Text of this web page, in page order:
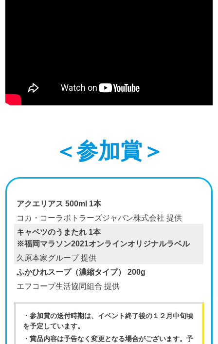
＜参加賞＞
アクエリアス 500ml 1本
コカ・コーラボトラーズジャパン株式会社 提供
キャベツのうまたれ 1本
※福岡マラソン2021オンラインオリジナルラベル
久原本家グループ 提供
ふかひれスープ（濃縮タイプ） 200g
エフコープ生活協同組合 提供
・参加賞の送付時期は、イベント終了後の１２月中旬頃
を予定しています。
・賞品内容は予告なく変更となる場合がございます。予